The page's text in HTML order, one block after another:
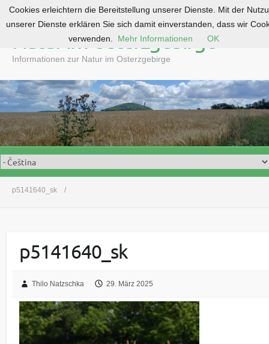
o
c
o
n
e
n
Natur im Osterzgebirge
Informationen zur Natur im Osterzgebirge
p5141640_sk
p5141640_sk
Thilo Natzschka 29. März 2025
Cookies erleichtern die Bereitstellung unserer Dienste. Mit der
unserer Dienste erklären Sie sich damit einverstanden, dass wir
verwenden.
Mehr Informationen OK